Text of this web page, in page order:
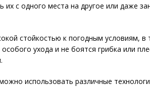
с одного места на другое или даже
стойкостью к погодным условиям, в
ухода и не боятся грибка или
использовать различные